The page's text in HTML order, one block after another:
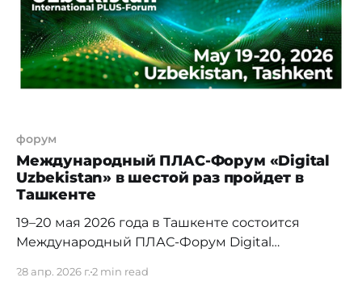
форум
Международный ПЛАС-Форум «Digital
Uzbekistan» в шестой раз пройдет в
Ташкенте
19–20 мая 2026 года в Ташкенте состоится
Международный ПЛАС-Форум Digital
мероприятие, посвященное цифровой
28 апр. 2026 г.2 min read